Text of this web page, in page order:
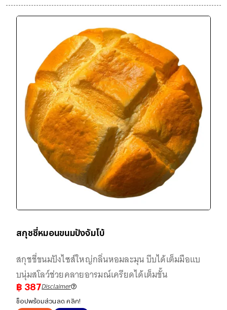
สกุชชี่หมอนขนมปังจัมโบ้
สกุชชี่ขนมปังไซส์ใหญ่กลิ่นหอมละมุน บีบได้เต็มมือแบ
บนุ่มสโลว์ช่วยคลายอารมณ์เครียดได้เต็มขั้น
฿ 387Disclaimer
ช็อปพร้อมส่วนลด คลิก!